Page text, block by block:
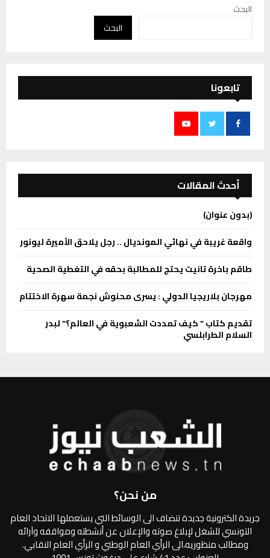
البحث
البحث
تابعونا
أحدث المقالات
(بدون عنوان)
واقعة غريبة في نهائي المونديال .. رجل يلاحق الأميرة ليونور
طاقم باخرة تانيت يحتج للمطالبة بحقه في التغطية الصحية
مهرجان بلاريجيا الدولي : يسرى محنوش نجمة سهرة الاختتام
تقديم كتاب ” كيف تمددت الشعبوية في العالم؟” لبدر
السلام الطرابلسي
من نحن؟
جريدة الكترونية جديدة تنضاف الى الوسائط التي يستعملها الاتحاد العام
التونسي للشغل لإبلاغ صوته والإعلان عن أنشطته ومواقفه وآرائه
ومطالب منظوريه،الى الرأي العام الوطني و الرأي العام النقابي.